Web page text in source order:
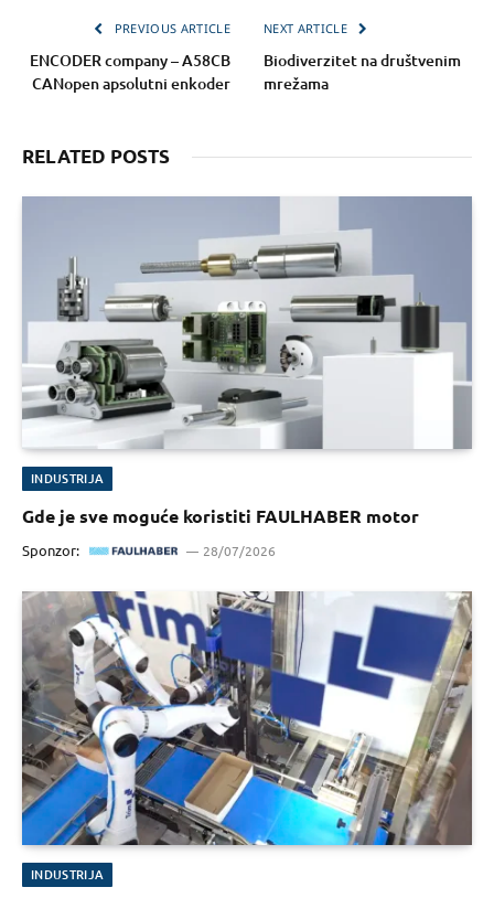
PREVIOUS ARTICLE
ENCODER company – A58CB
CANopen apsolutni enkoder
NEXT ARTICLE
Biodiverzitet na društvenim
mrežama
RELATED POSTS
INDUSTRIJA
Gde je sve moguće koristiti FAULHABER motor
Sponzor: 28/07/2026
INDUSTRIJA